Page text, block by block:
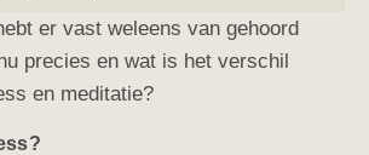
er vast weleens van gehoord
precies en wat is het verschil
en meditatie?